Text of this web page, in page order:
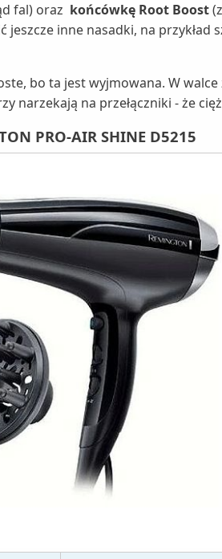
fal) oraz końcówkę Root Boost
inne nasadki, na
bo ta jest wyjmowana. W walce
narzekają na przełączniki - że
PRO-AIR SHINE D5215